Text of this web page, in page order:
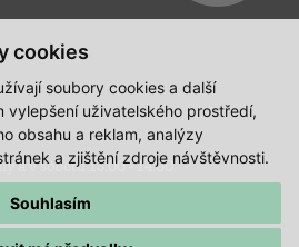
cookies
soubory cookies a další
vylepšení uživatelského prostředí,
obsahu a reklam, analýzy
a zjištění zdroje návštěvnosti.
Souhlasím
a v sobotu 13:00 - 14:00.